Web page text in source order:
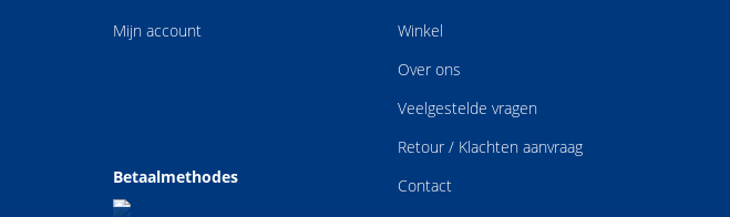
Mijn account
Betaalmethodes
Winkel
Over ons
Veelgestelde vragen
Retour / Klachten aanvraag
Contact